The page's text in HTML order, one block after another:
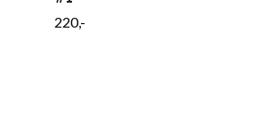
220,-